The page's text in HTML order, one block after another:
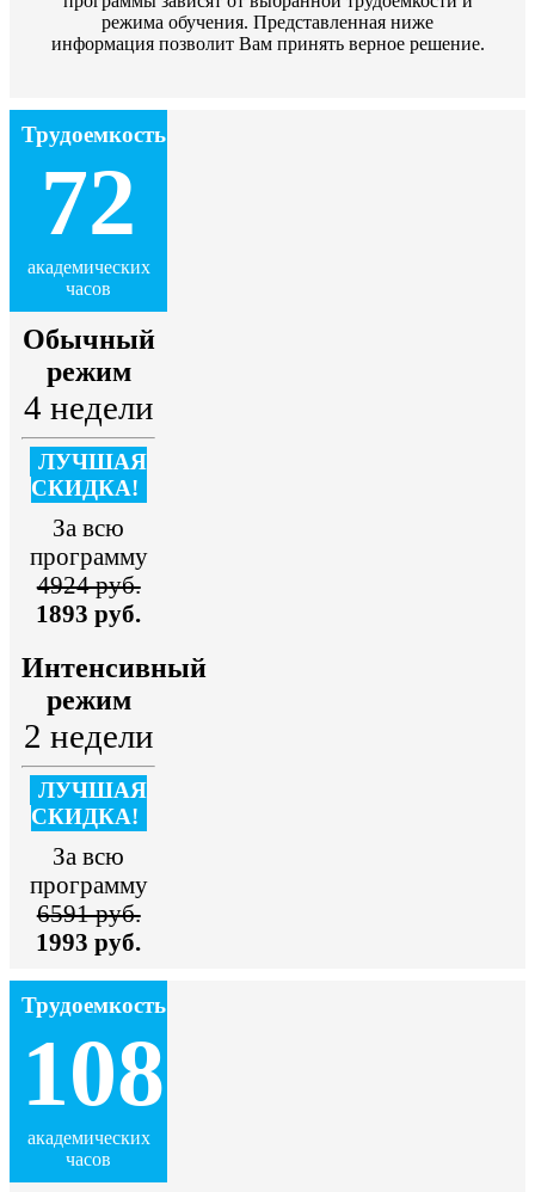
режима обучения. Представленная ниже
информация позволит Вам принять верное решение.
Трудоемкость
72
академических
часов
Обычный
режим
4 недели
ЛУЧШАЯ
СКИДКА!
За всю
программу
4924 руб.
1893 руб.
Интенсивный
режим
2 недели
ЛУЧШАЯ
СКИДКА!
За всю
программу
6591 руб.
1993 руб.
Трудоемкость
108
академических
часов